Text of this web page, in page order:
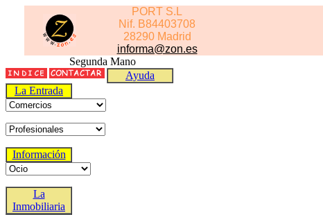
PORT S.L
Nif. B84403708
28290 Madrid
informa@zon.es
Segunda Mano
Ayuda
La Entrada
Información
La
Inmobiliaria